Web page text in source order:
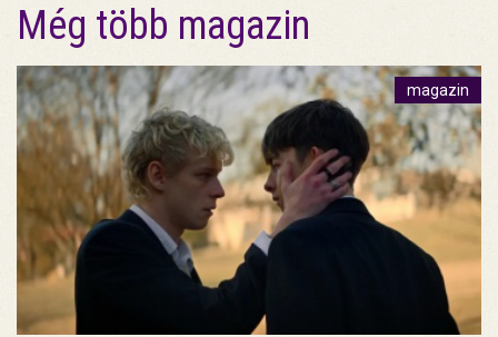
Még több magazin
magazin